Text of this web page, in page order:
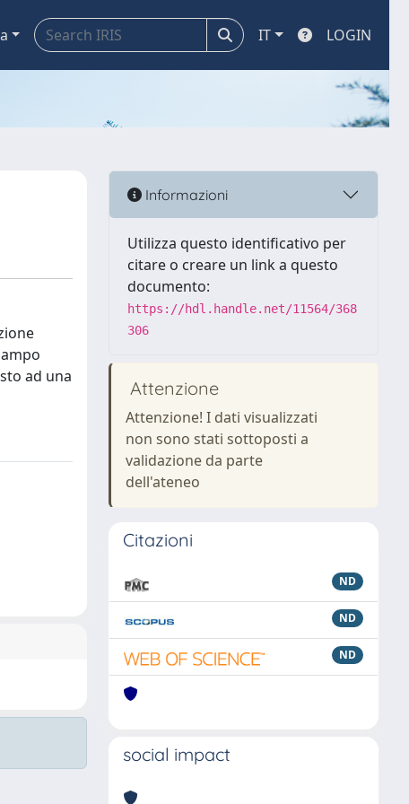
IT LOGIN
ad una
Informazioni
Utilizza questo identificativo per
citare o creare un link a questo
documento:
https://hdl.handle.net/11564/368
306
Attenzione
Attenzione! I dati visualizzati
non sono stati sottoposti a
validazione da parte
dell'ateneo
Citazioni
ND
ND
ND
social impact